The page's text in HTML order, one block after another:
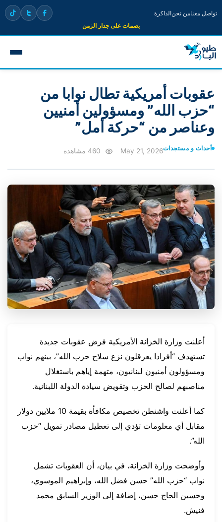
تواصل معنامن نحنالذاكرة
بصمات على جدار الزمن
عقوبات أمريكية تطال نوابا من
“حزب الله” ومسؤولين أمنيين
وعناصر من “حركة أمل”
أحداث و مستجداتMay 21, 2026
أعلنت وزارة الخزانة الأمريكية فرض عقوبات جديدة
تستهدف “أفرادا يعرقلون نزع سلاح حزب الله”، بينهم نواب
ومسؤولون أمنيون لبنانيون، متهمة إياهم باستغلال
مناصبهم لصالح الحزب وتقويض سيادة الدولة اللبنانية.
كما أعلنت واشنطن تخصيص مكافأة بقيمة 10 ملايين دولار
مقابل أي معلومات تؤدي إلى تعطيل مصادر تمويل “حزب
الله”.
وأوضحت وزارة الخزانة، في بيان، أن العقوبات تشمل
نواب “حزب الله” حسن فضل الله، وإبراهيم الموسوي،
وحسين الحاج حسن، إضافة إلى الوزير السابق محمد
فنيش.